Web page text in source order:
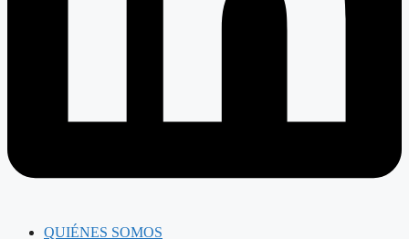
QUIÉNES SOMOS